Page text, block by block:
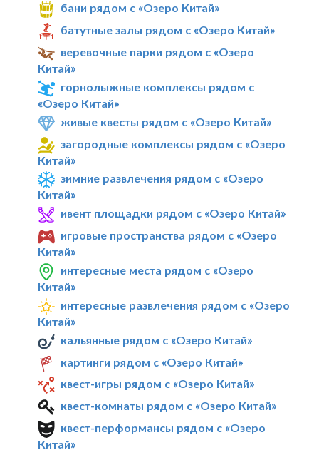
бани рядом с «Озеро Китай»
батутные залы рядом с «Озеро Китай»
веревочные парки рядом с «Озеро
Китай»
горнолыжные комплексы рядом с
«Озеро Китай»
живые квесты рядом с «Озеро Китай»
загородные комплексы рядом с «Озеро
Китай»
зимние развлечения рядом с «Озеро
Китай»
ивент площадки рядом с «Озеро Китай»
игровые пространства рядом с «Озеро
Китай»
интересные места рядом с «Озеро
Китай»
интересные развлечения рядом с «Озеро
Китай»
кальянные рядом с «Озеро Китай»
картинги рядом с «Озеро Китай»
квест-игры рядом с «Озеро Китай»
квест-комнаты рядом с «Озеро Китай»
квест-перформансы рядом с «Озеро
Китай»